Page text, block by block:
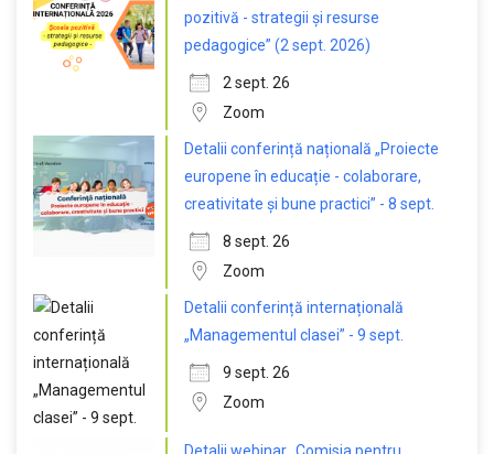
pozitivă - strategii și resurse
pedagogice” (2 sept. 2026)
2 sept. 26
Zoom
Detalii conferință națională „Proiecte
europene în educație - colaborare,
creativitate și bune practici” - 8 sept.
8 sept. 26
Zoom
Detalii conferință internațională
„Managementul clasei” - 9 sept.
9 sept. 26
Zoom